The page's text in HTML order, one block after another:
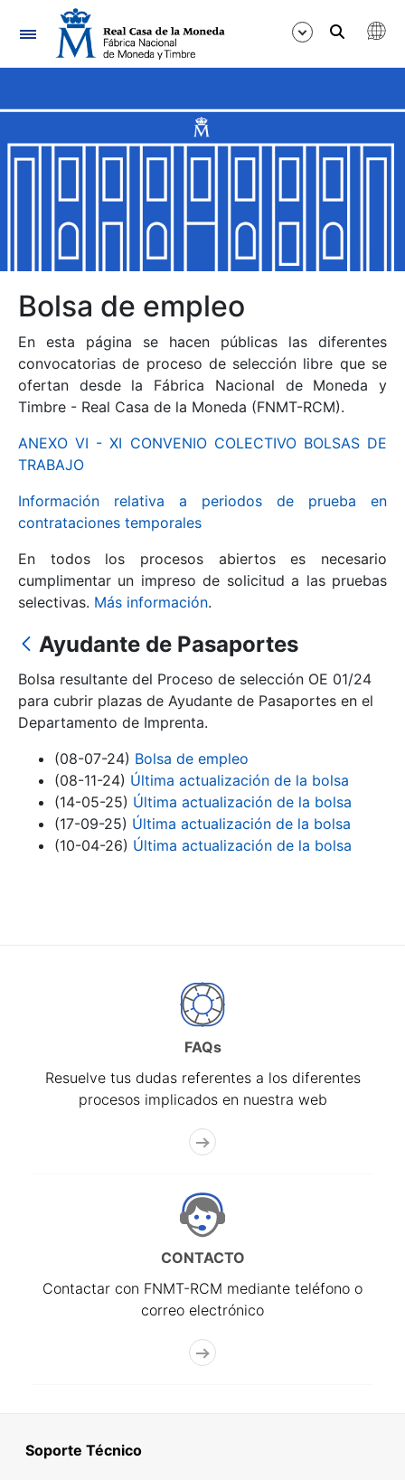
Navegación
Mostrar/Ocultar
Mostrar/Ocultar
Mostrar/Ocultar
Mostrar/Ocultar
Mostrar/Ocultar
Mostrar/Ocultar
Mostrar/Ocultar
Bolsa de empleo
En esta página se hacen públicas las diferentes
convocatorias de proceso de selección libre que se
ofertan desde la Fábrica Nacional de Moneda y
Timbre - Real Casa de la Moneda (FNMT-RCM).
ANEXO VI - XI CONVENIO COLECTIVO BOLSAS DE
TRABAJO
Información relativa a periodos de prueba en
contrataciones temporales
En todos los procesos abiertos es necesario
cumplimentar un impreso de solicitud a las pruebas
selectivas. Más información.
Ayudante de Pasaportes
Bolsa resultante del Proceso de selección OE 01/24
para cubrir plazas de Ayudante de Pasaportes en el
Departamento de Imprenta.
(08-07-24) Bolsa de empleo
(08-11-24) Última actualización de la bolsa
(14-05-25) Última actualización de la bolsa
(17-09-25) Última actualización de la bolsa
(10-04-26) Última actualización de la bolsa
FAQs
Resuelve tus dudas referentes a los diferentes
procesos implicados en nuestra web
CONTACTO
Contactar con FNMT-RCM mediante teléfono o
correo electrónico
Soporte Técnico